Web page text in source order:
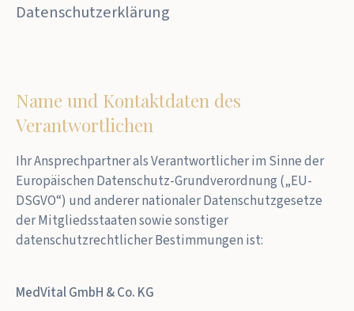
Datenschutzerklärung
Name und Kontaktdaten des
Verantwortlichen
Ihr Ansprechpartner als Verantwortlicher im Sinne der
Europäischen Datenschutz-Grundverordnung („EU-
DSGVO“) und anderer nationaler Datenschutzgesetze
der Mitgliedsstaaten sowie sonstiger
datenschutzrechtlicher Bestimmungen ist:
MedVital GmbH & Co. KG